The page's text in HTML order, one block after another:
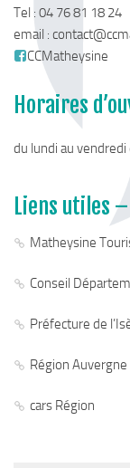
Chemins
Taxe de séjour
Enfance &
Petite Enfance
Grandir
Crèches
Jeunesse
Jeunes En
Tel : 04 76 81 18 24
email :
CCMatheysine
Horaires
du lundi au
Liens utiles
Matheysine
Conseil
Préfecture de
Région
cars Région